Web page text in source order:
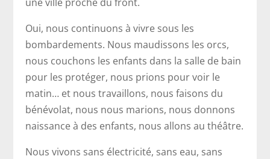
Oui, nous continuons à vivre sous les
bombardements. Nous maudissons les orcs,
nous couchons les enfants dans la salle de bain
pour les protéger, nous prions pour voir le
matin… et nous travaillons, nous faisons du
bénévolat, nous nous marions, nous donnons
naissance à des enfants, nous allons au théâtre.
Nous vivons sans électricité, sans eau, sans